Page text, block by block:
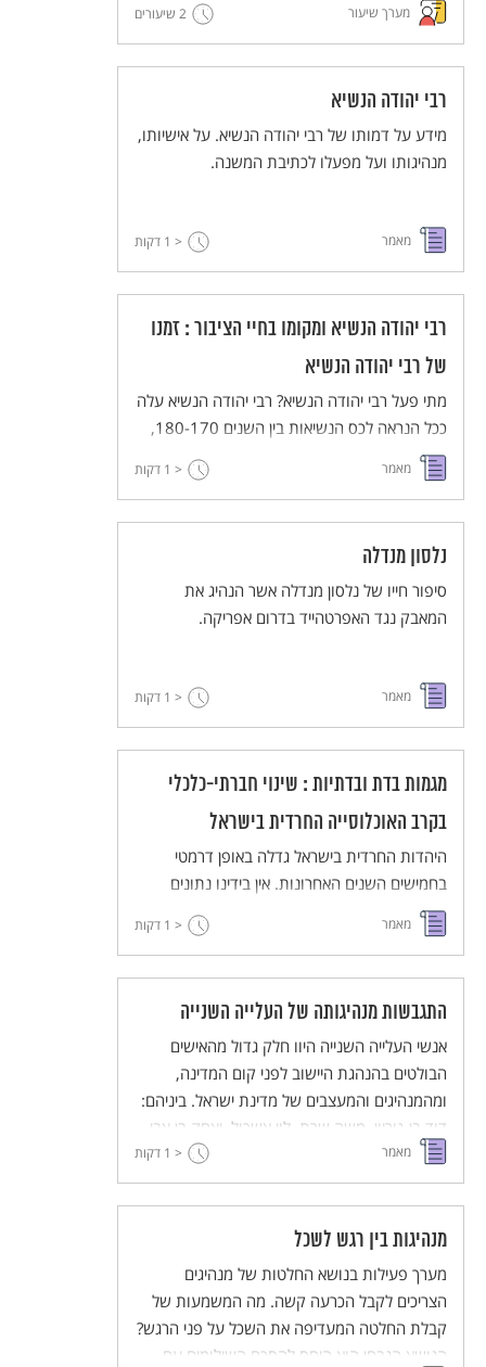
עצמם.מערך שיעור 2 שיעורים
רבי יהודה הנשיא
מידע על דמותו של רבי יהודה הנשיא. על אישיותו,
מנהיגותו ועל מפעלו לכתיבת המשנה.
מאמר < 1 דקות
רבי יהודה הנשיא ומקומו בחיי הציבור : זמנו
של רבי יהודה הנשיא
מתי פעל רבי יהודה הנשיא? רבי יהודה הנשיא עלה
ככל הנראה לכס הנשיאות בין השנים 180-170,
והלך לעולמו זקן ושבע ימים בשנת 220 לערך.
מאמר < 1 דקות
נלסון מנדלה
סיפור חייו של נלסון מנדלה אשר הנהיג את
המאבק נגד האפרטהייד בדרום אפריקה.
מאמר < 1 דקות
מגמות בדת ובדתיות : שינוי חברתי-כלכלי
בקרב האוכלוסייה החרדית בישראל
היהדות החרדית בישראל גדלה באופן דרמטי
בחמישים השנים האחרונות. אין בידינו נתונים
מדויקים על מספרים החרדים, בין היתר מפני
שקיימות הגדרות שונות לשאלה "מיהו חרדי".
בהתמדה, בעיקר כתוצאה משיעור ילודה גבוה
(4.7 לידות בהשוואה ל-2.7 לידות בכלל
האוכלוסייה היהודית בישראל ו-1.1 לידות לנשים
בתפוצות). בשנת 2007, אחד מכל שלושה ילדים
יהודיים הרשומים בכיתה א' לומד באחת ממערכות
החינוך החרדיות.
מאמר < 1 דקות
התגבשות מנהיגותה של העלייה השנייה
אנשי העלייה השנייה היוו חלק גדול מהאישים
הבולטים בהנהגת היישוב לפני קום המדינה,
ומהמנהיגים והמעצבים של מדינת ישראל. ביניהם:
דוד בן-גוריון, משה שרת, לוי אשכול, יצחק בן צבי,
זלמן שז"ר ועוד רבים. המאמר בוחן את הנסיבות
המיוחדות שברקע התקופה ואת המאפיינים
הקבוצתיים, שהובילו את אנשי העלייה השניה אל
ההנהגה.
מאמר < 1 דקות
מנהיגות בין רגש לשכל
מערך פעילות בנושא החלטות של מנהיגים
הצריכים לקבל הכרעה קשה. מה המשמעות של
קבלת החלטה המעדיפה את השכל על פני הרגש?
הנושא הנבחן הוא היחס להסכם השילומים עם